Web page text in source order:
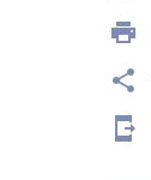
print
share
send_to_mobile